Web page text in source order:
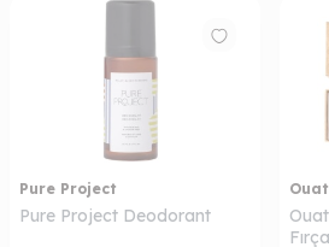
Pure Project
Pure Project Deodorant